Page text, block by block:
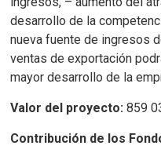
desarrollo de la
nueva fuente de ingresos
ventas de exportación
mayor desarrollo de la
Valor del proyecto: 859
Contribución de los